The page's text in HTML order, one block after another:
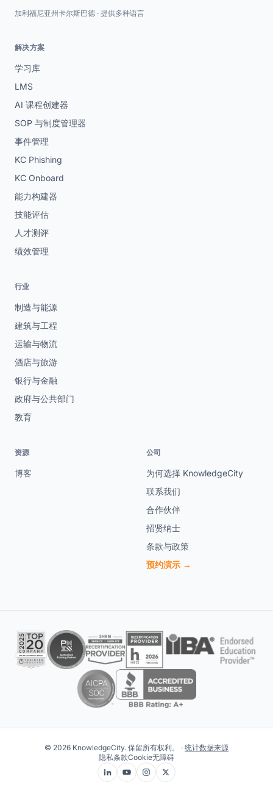
加利福尼亚州卡尔斯巴德 · 提供多种语言
解决方案
学习库
LMS
AI 课程创建器
SOP 与制度管理器
事件管理
KC Phishing
KC Onboard
能力构建器
技能评估
人才测评
绩效管理
行业
制造与能源
建筑与工程
运输与物流
酒店与旅游
银行与金融
政府与公共部门
教育
资源
博客
公司
为何选择 KnowledgeCity
联系我们
合作伙伴
招贤纳士
条款与政策
预约演示 →
© 2026 KnowledgeCity. 保留所有权利。 · 统计数据来源
隐私条款Cookie无障碍